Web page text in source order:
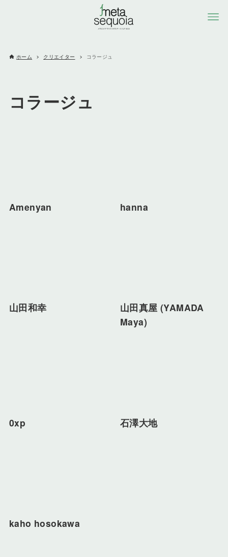
ホーム クリエイター コラージュ
コラージュ
Amenyan hanna
山田和幸
山田真屋 (YAMADA
Maya)
0xp 石澤大地
kaho hosokawa